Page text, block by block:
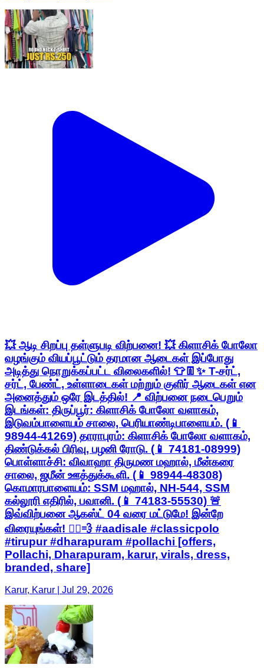
💥 ஆடி சிறப்பு தள்ளுபடி விற்பனை! 💥 கிளாசிக் போலோ
வழங்கும் வியப்பூட்டும் தரமான ஆடைகள் இப்போது
அடித்து நொறுக்கப்பட்ட விலைகளில்! 👕👖✨ T-சர்ட்,
சர்ட், பேண்ட், உள்ளாடைகள் மற்றும் குளிர் ஆடைகள் என
அனைத்தும் ஒரே இடத்தில்! 📍 விற்பனை நடைபெறும்
இடங்கள்: திருப்பூர்: கிளாசிக் போலோ வளாகம்,
இடுவம்பாளையம் சாலை, பெரியாண்டிபாளையம். (📱
98944-41269) தாராபுரம்: கிளாசிக் போலோ வளாகம்,
திண்டுக்கல் பிரிவு, பழனி ரோடு. (📱 74181-08999)
பொள்ளாச்சி: விவாஹா திருமண மஹால், மீன்கரை
சாலை, ஜமீன் ஊத்துக்கூளி. (📱 98944-48308)
கொமாரபாளையம்: SSM மஹால், NH-544, SSM
கல்லூரி எதிரில், பவானி. (📱 74183-55530) 🚨
இவ்விற்பனை ஆகஸ்ட் 04 வரை மட்டுமே! இன்றே
விரையுங்கள்! 🏃‍♂️💨 #aadisale #classicpolo
#tirupur #dharapuram #pollachi [offers,
Pollachi, Dharapuram, karur, virals, dress,
branded, share]
Karur, Karur | Jul 29, 2026